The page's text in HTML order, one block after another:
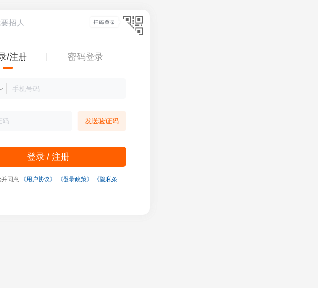
招人
/注册 密码登录
发送验证码
登录 / 注册
并同意 《用户协议》 《登录政策》
《隐私条